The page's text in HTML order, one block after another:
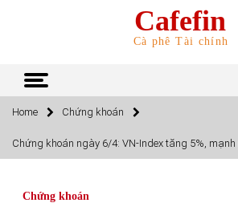
Cafefin
Cà phê Tài chính
TOP
Home Chứng khoán
Chứng khoán ngày 6/4: VN-Index tăng 5%,
Chứng khoán